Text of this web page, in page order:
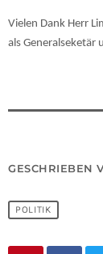
Vielen Dank Herr
als Generalseketär
GESCHRIEBEN
POLITIK